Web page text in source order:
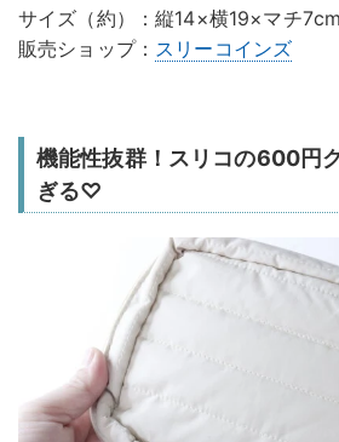
サイズ（約）：縦14×横19×マチ7cm
販売ショップ： スリーコインズ
機能性抜群！スリコの600円
ぎる♡